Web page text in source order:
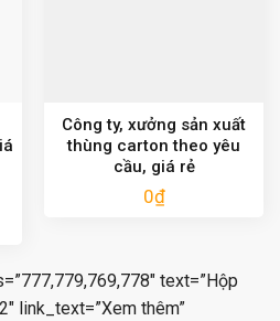
Công ty, xưởng sản xuất
thùng carton theo yêu
cầu, giá rẻ
0₫
text=”Hộp
link_text=”Xem thêm”